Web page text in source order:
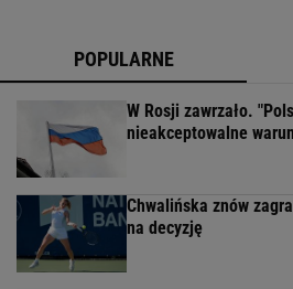
POPULARNE
W Rosji zawrzało.
nieakceptowalne
Chwalińska znów
na decyzję